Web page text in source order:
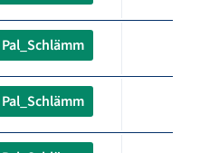
Pal_Schlämm
Pal_Schlämm